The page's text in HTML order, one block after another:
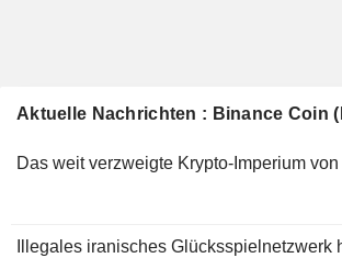
Aktuelle Nachrichten : Binance Coin
Das weit verzweigte Krypto-Imperium
Illegales iranisches Glücksspielnetzwerk